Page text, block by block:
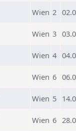
Wien 2
Wien 3
Wien 4
Wien 6
Wien 5
Wien 6